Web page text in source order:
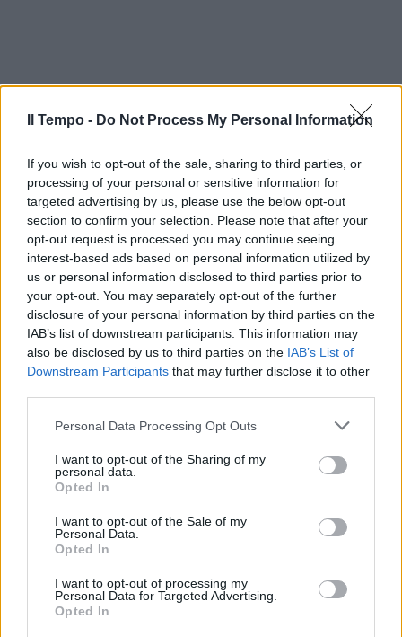
Il Tempo - Do Not Process My Personal Information
If you wish to opt-out of the sale, sharing to third parties, or
processing of your personal or sensitive information for
targeted advertising by us, please use the below opt-out
section to confirm your selection. Please note that after your
opt-out request is processed you may continue seeing
interest-based ads based on personal information utilized by
us or personal information disclosed to third parties prior to
your opt-out. You may separately opt-out of the further
disclosure of your personal information by third parties on the
IAB’s list of downstream participants. This information may
also be disclosed by us to third parties on the IAB’s List of
Downstream Participants that may further disclose it to other
Personal Data Processing Opt Outs
I want to opt-out of the Sharing of my
personal data.
Opted In
I want to opt-out of the Sale of my
Personal Data.
Opted In
I want to opt-out of processing my
Personal Data for Targeted Advertising.
Opted In